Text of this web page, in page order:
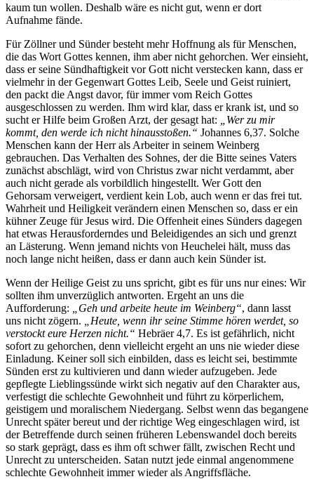
kaum tun wollen. Deshalb wäre es nicht gut, wenn er dort
Aufnahme fände.
Für Zöllner und Sünder besteht mehr Hoffnung als für Menschen,
die das Wort Gottes kennen, ihm aber nicht gehorchen. Wer einsieht,
dass er seine Sündhaftigkeit vor Gott nicht verstecken kann, dass er
vielmehr in der Gegenwart Gottes Leib, Seele und Geist ruiniert,
den packt die Angst davor, für immer vom Reich Gottes
ausgeschlossen zu werden. Ihm wird klar, dass er krank ist, und so
sucht er Hilfe beim Großen Arzt, der gesagt hat: „Wer zu mir
kommt, den werde ich nicht hinausstoßen.“ Johannes 6,37. Solche
Menschen kann der Herr als Arbeiter in seinem Weinberg
gebrauchen. Das Verhalten des Sohnes, der die Bitte seines Vaters
zunächst abschlägt, wird von Christus zwar nicht verdammt, aber
auch nicht gerade als vorbildlich hingestellt. Wer Gott den
Gehorsam verweigert, verdient kein Lob, auch wenn er das frei tut.
Wahrheit und Heiligkeit verändern einen Menschen so, dass er ein
kühner Zeuge für Jesus wird. Die Offenheit eines Sünders dagegen
hat etwas Herausforderndes und Beleidigendes an sich und grenzt
an Lästerung. Wenn jemand nichts von Heuchelei hält, muss das
noch lange nicht heißen, dass er dann auch kein Sünder ist.
Wenn der Heilige Geist zu uns spricht, gibt es für uns nur eines: Wir
sollten ihm unverzüglich antworten. Ergeht an uns die
Aufforderung:
„Geh und arbeite heute im Weinberg“, dann lasst
uns nicht zögern.
„Heute, wenn ihr seine Stimme hören werdet, so
verstockt eure Herzen nicht.“ Hebräer 4,7. Es ist gefährlich, nicht
sofort zu gehorchen, denn vielleicht ergeht an uns nie wieder diese
Einladung. Keiner soll sich einbilden, dass es leicht sei, bestimmte
Sünden erst zu kultivieren und dann wieder aufzugeben. Jede
gepflegte Lieblingssünde wirkt sich negativ auf den Charakter aus,
verfestigt die schlechte Gewohnheit und führt zu körperlichem,
geistigem und moralischem Niedergang. Selbst wenn das begangene
Unrecht später bereut und der richtige Weg eingeschlagen wird, ist
der Betreffende durch seinen früheren Lebenswandel doch bereits
so stark geprägt, dass es ihm oft schwer fällt, zwischen Recht und
Unrecht zu unterscheiden. Satan nutzt jede einmal angenommene
schlechte Gewohnheit immer wieder als Angriffsfläche.